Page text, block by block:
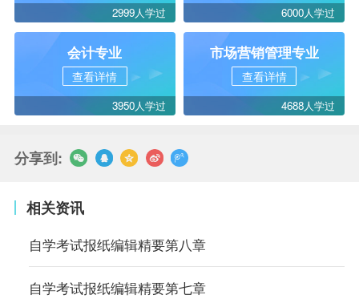
2999人学过 6000人学过
会计专业
查看详情
3950人学过
市场营销管理专业
查看详情
4688人学过
分享到:
相关资讯
自学考试报纸编辑精要第八章
自学考试报纸编辑精要第七章